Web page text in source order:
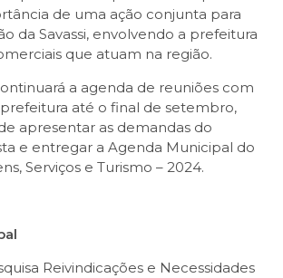
de uma ação conjunta para
da Savassi, envolvendo a prefeitura
que atuam na região.
a agenda de reuniões com
até o final de setembro,
apresentar as demandas do
e entregar a Agenda Municipal do
Serviços e Turismo – 2024.
Reivindicações e Necessidades